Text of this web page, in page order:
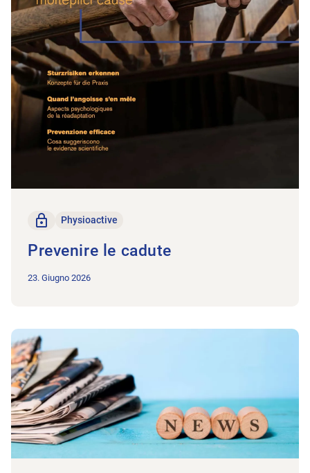
solo per i membri
Physioactive
Prevenire le cadute
23. Giugno 2026
All'articolo In poche parole